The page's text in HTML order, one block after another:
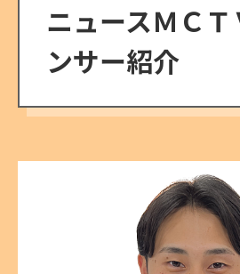
ニュースＭＣ
ンサー紹介